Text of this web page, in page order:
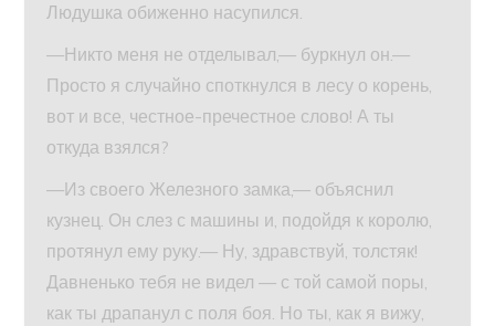
Людушка обиженно насупился.
—Никто меня не отделывал,— буркнул он.—
Просто я случайно споткнулся в лесу о корень,
вот и все, честное-пречестное слово! А ты
откуда взялся?
—Из своего Железного замка,— объяснил
кузнец. Он слез с машины и, подойдя к королю,
протянул ему руку.— Ну, здравствуй, толстяк!
Давненько тебя не видел — с той самой поры,
как ты драпанул с поля боя. Но ты, как я вижу,